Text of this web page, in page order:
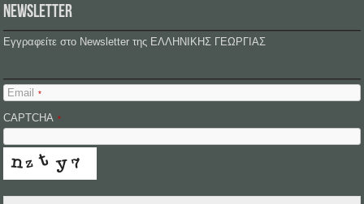
NEWSLETTER
Εγγραφείτε στο Newsletter της ΕΛΛΗΝΙΚΗΣ ΓΕΩΡΓΙΑΣ
Email *
CAPTCHA *